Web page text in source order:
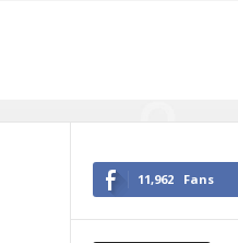
11,962 Fans